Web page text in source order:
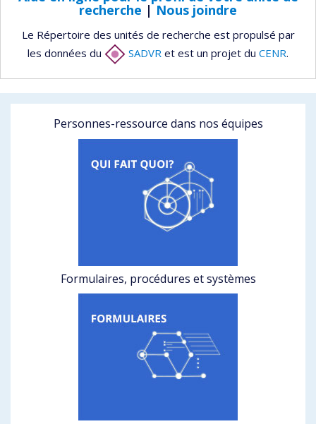
recherche | Nous joindre
Le Répertoire des unités de recherche est propulsé par
les données du
SADVR et est un projet du CENR.
Personnes-ressource dans nos équipes
Formulaires, procédures et systèmes